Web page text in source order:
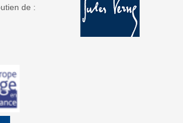
de :